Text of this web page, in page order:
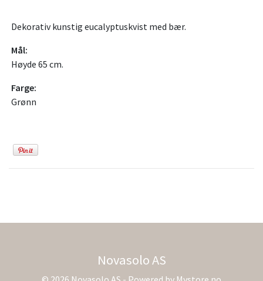
Dekorativ kunstig eucalyptuskvist med bær.
Mål:
Høyde 65 cm.
Farge:
Grønn
Novasolo AS